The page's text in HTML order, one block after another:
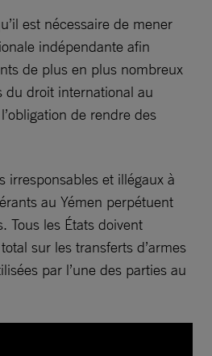
est nécessaire de mener
indépendante afin
de plus en plus nombreux
du droit international au
de rendre des
irresponsables et illégaux à
au Yémen perpétuent
Tous les États doivent
sur les transferts d’armes
par l’une des parties au